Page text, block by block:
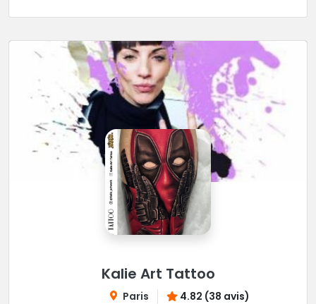
Kalie Art Tattoo
Paris 4.82 (38 avis)